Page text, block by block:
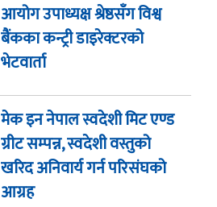
आयोग उपाध्यक्ष श्रेष्ठसँग विश्व
बैंकका कन्ट्री डाइरेक्टरको
भेटवार्ता
मेक इन नेपाल स्वदेशी मिट एण्ड
ग्रीट सम्पन्न, स्वदेशी वस्तुको
खरिद अनिवार्य गर्न परिसंघको
आग्रह